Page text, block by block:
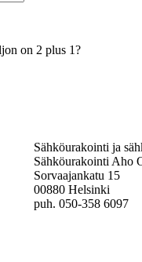
on 2 plus 1?
Sähköurakointi ja
Sähköurakointi Aho
Sorvaajankatu 15
00880 Helsinki
puh. 050-358 6097